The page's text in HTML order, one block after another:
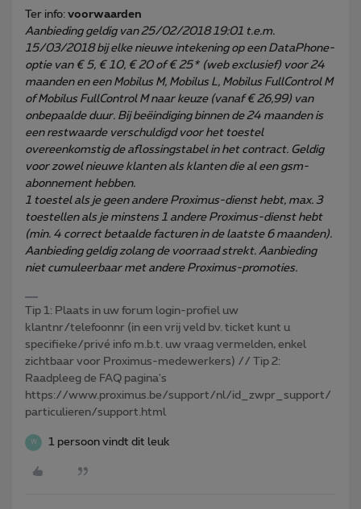
Ter info: voorwaarden
Aanbieding geldig van 25/02/2018 19:01 t.e.m.
15/03/2018 bij elke nieuwe intekening op een DataPhone-
optie van € 5, € 10, € 20 of € 25* (web exclusief) voor 24
maanden en een Mobilus M, Mobilus L, Mobilus FullControl M
of Mobilus FullControl M naar keuze (vanaf € 26,99) van
onbepaalde duur. Bij beëindiging binnen de 24 maanden is
een restwaarde verschuldigd voor het toestel
overeenkomstig de aflossingstabel in het contract. Geldig
voor zowel nieuwe klanten als klanten die al een gsm-
abonnement hebben.
1 toestel als je geen andere Proximus-dienst hebt, max. 3
toestellen als je minstens 1 andere Proximus-dienst hebt
(min. 4 correct betaalde facturen in de laatste 6 maanden).
Aanbieding geldig zolang de voorraad strekt. Aanbieding
niet cumuleerbaar met andere Proximus-promoties.
Tip 1: Plaats in uw forum login-profiel uw
klantnr/telefoonnr (in een vrij veld bv. ticket kunt u
specifieke/privé info m.b.t. uw vraag vermelden, enkel
zichtbaar voor Proximus-medewerkers) // Tip 2:
Raadpleeg de FAQ pagina's
https://www.proximus.be/support/nl/id_zwpr_support/
particulieren/support.html
W 1 persoon vindt dit leuk